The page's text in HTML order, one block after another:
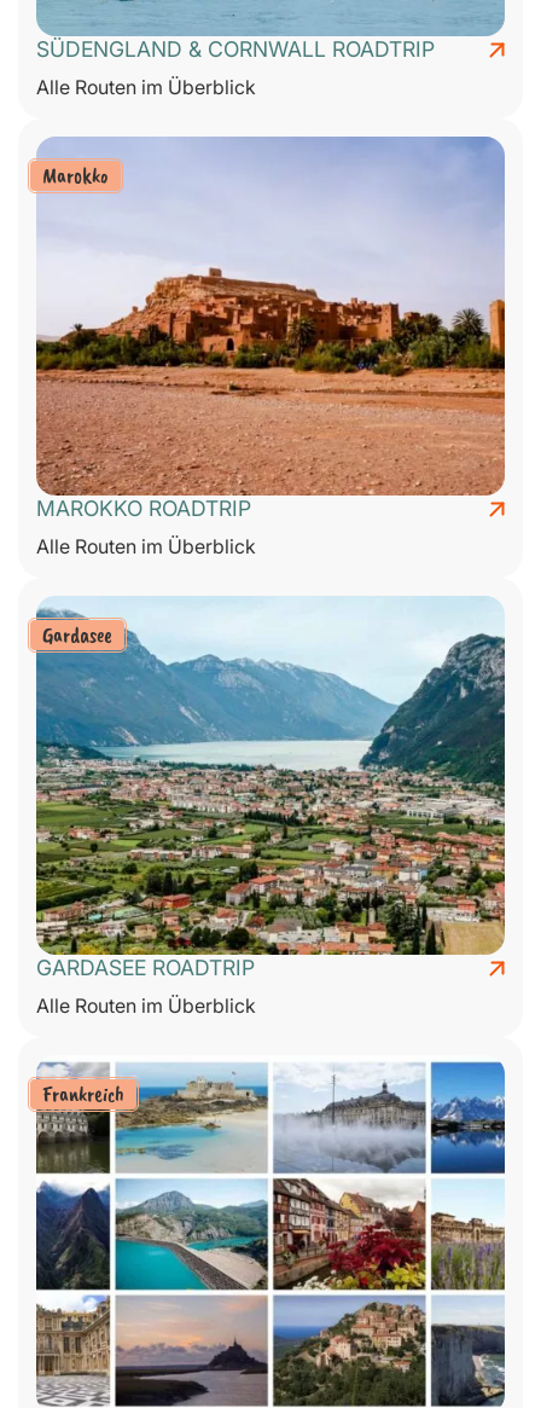
SÜDENGLAND & CORNWALL ROADTRIP
Alle Routen im Überblick
Marokko
MAROKKO ROADTRIP
Alle Routen im Überblick
Gardasee
GARDASEE ROADTRIP
Alle Routen im Überblick
Frankreich